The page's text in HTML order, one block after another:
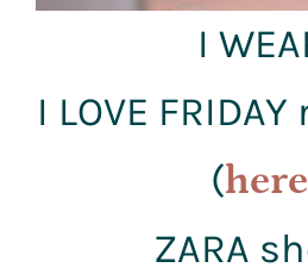
I
I LOVE
(here
ZARA